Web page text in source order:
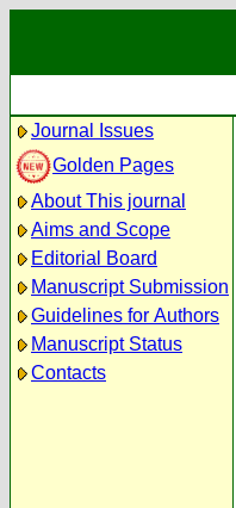
Journal Issues
Golden Pages
About This journal
Aims and Scope
Editorial Board
Manuscript Submission
Guidelines for Authors
Manuscript Status
Contacts